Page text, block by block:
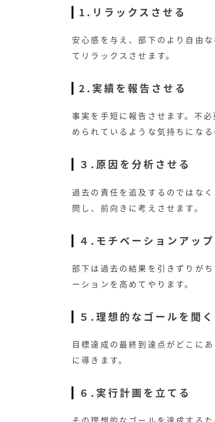
1.リラックスさせる
安心感を与え、部下のより自由
てリラックスさせます。
2.実績を報告させる
事実を手短に報告させます。不
められているような気持ちになる
３.原因を分析させる
過去の責任を追及するのではな
問し、前向きに考えさせます。
４.モチベーションアップ
部下は過去の結果を引きずりが
ーションを高めてやります。
５.理想的なゴールを聞く
目標達成の最終到達点がどこに
に導きます。
６.実行計画を立てる